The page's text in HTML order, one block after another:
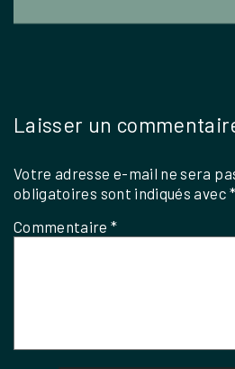
Laisser un
Votre adresse e-mail ne sera
obligatoires sont indiqués avec*
Commentaire*